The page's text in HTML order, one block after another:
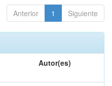
Anterior 1 Siguiente
Autor(es)